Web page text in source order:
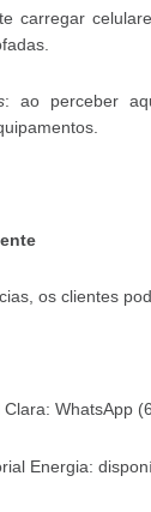
carregar
: ao perceber
os clientes
WhatsApp
Energia: